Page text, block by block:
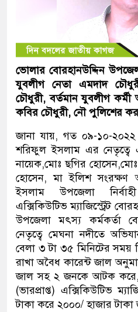
ভোলার বোরহানউদ্দিন
যুবলীগ নেতা এমদাদ
চৌধুরী, বর্তমান যুবলীগ কর্মী
কবির চৌধুরী, নৌ পুলিশের
জানা যায়, গত ০৯-১০-
শরিফুল ইসলাম এর
নায়েক,মোঃ ছগির
হোসেন, মা ইলিশ সংরক্ষণ
ইসলাম উপজেলা
এক্সিকিউটিভ ম্যাজিস্ট্রেট
উপজেলা মৎস্য কর্মকর্তা
নেতৃত্বে মেঘনা নদীতে
বেলা ৩ টা ৩৫ মিনিটের সময়
রাখা অবৈধ কারেন্ট জাল
জাল সহ ২ জনকে আটক করে,
(ভারপ্রাপ্ত) এক্সিকিউটিভ
টাকা করে ২০০০/ হাজার